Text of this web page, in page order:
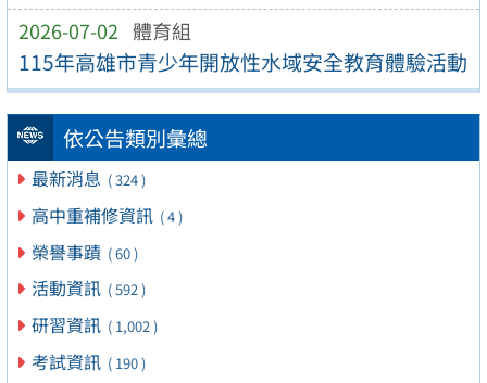
2026-07-02 體育組
115年高雄市青少年開放性水域安全教育體驗活動
依公告類別彙總
最新消息 ( 324 )
高中重補修資訊 ( 4 )
榮譽事蹟 ( 60 )
活動資訊 ( 592 )
研習資訊 ( 1,002 )
考試資訊 ( 190 )